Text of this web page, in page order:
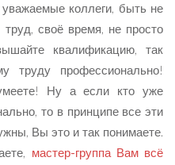
уважаемые коллеги, быть не
своё время, не просто
квалификацию, так
труду профессионально!
Ну а если кто уже
то в принципе все эти
Вы это и так понимаете.
мастер-группа Вам всё